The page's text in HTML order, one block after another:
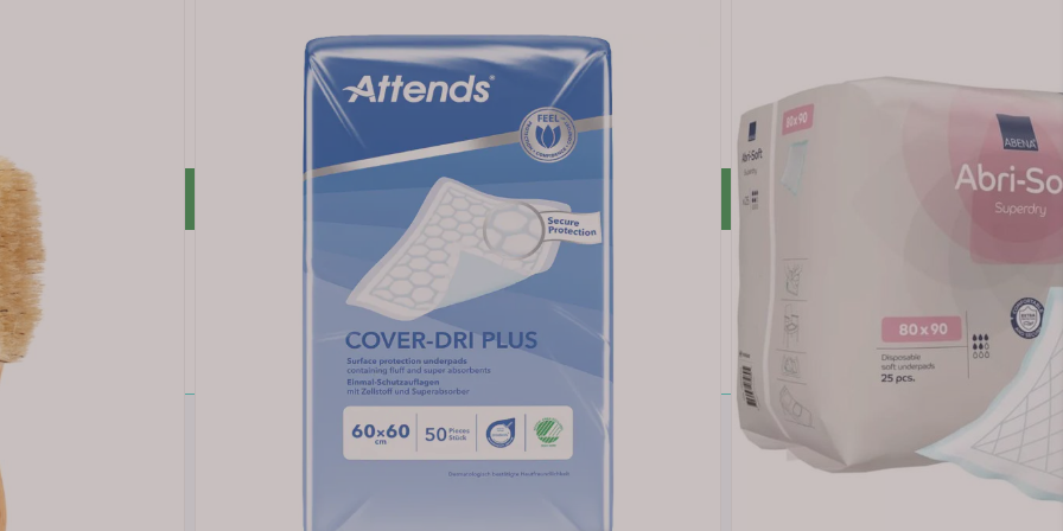
Legg i handlekurv
rabatt *
kjøp:
en behagelig konsistens som ikke kleber eller klisser, og trekker raskt i huden der den brukes. Smør balmen på
flere ganger om dagen hvis behov.